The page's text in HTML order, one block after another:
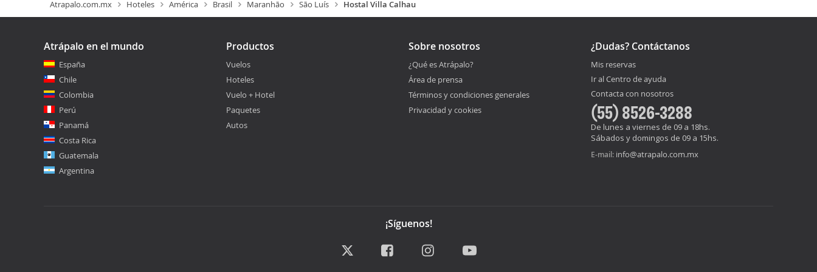
Atrapalo.com.mx Hoteles América Brasil Maranhão São Luís Hostal Villa Calhau
Atrápalo en el mundo
España
Chile
Colombia
Perú
Panamá
Costa Rica
Guatemala
Argentina
Productos
Vuelos
Hoteles
Vuelo + Hotel
Paquetes
Autos
Sobre nosotros
¿Qué es Atrápalo?
Área de prensa
Términos y condiciones generales
Privacidad y cookies
¿Dudas? Contáctanos
Mis reservas
Ir al Centro de ayuda
Contacta con nosotros
(55) 8526-3288
De lunes a viernes de 09 a 18hs.
Sábados y domingos de 09 a 15hs.
E-mail: info@atrapalo.com.mx
¡Síguenos!